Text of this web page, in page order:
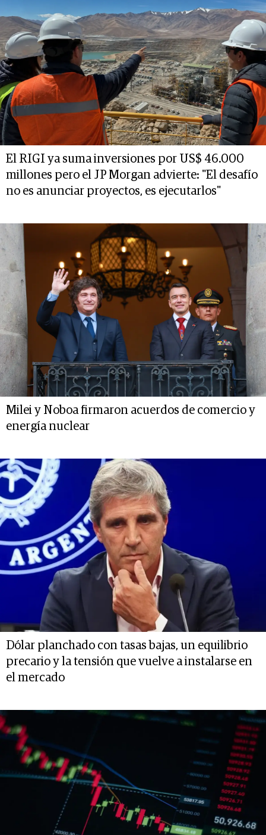
El RIGI ya suma inversiones por US$ 46.000
millones pero el JP Morgan advierte: "El desafío
no es anunciar proyectos, es ejecutarlos"
Milei y Noboa firmaron acuerdos de comercio y
energía nuclear
Dólar planchado con tasas bajas, un equilibrio
precario y la tensión que vuelve a instalarse en
el mercado